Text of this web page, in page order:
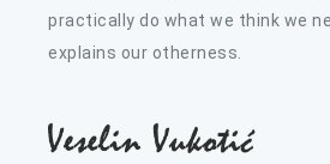
practically do what we think we
explains our otherness.